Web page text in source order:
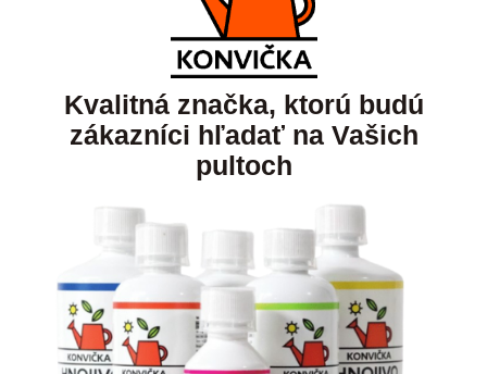
Kvalitná značka, ktorú budú
zákazníci hľadať na Vašich
pultoch